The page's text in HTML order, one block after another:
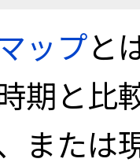
ップと
期と比
または